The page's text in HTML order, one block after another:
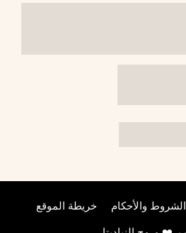
خريطة الموقع الشروط والأحكام